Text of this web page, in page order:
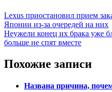
Навигация
по
записям
Lexus приостановил прием
Японии из-за очередей на них
Неужели конец их брака уже
больше не спят вместе
Похожие записи
Названа причина,